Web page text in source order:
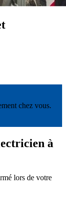
chez vous.
à
lors de votre